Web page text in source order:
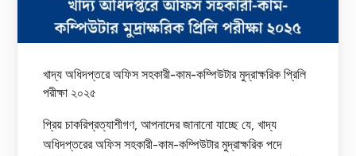
খাদ্য অধিদপ্তরে অফিস সহকারী-কাম-কম্পিউটার মুদ্রাক্ষরিক প্রিলি
পরীক্ষা ২০২৫
প্রিয় চাকরিপ্রত্যাশীগণ, আপনাদের জানানো যাচ্ছে যে, খাদ্য
অধিদপ্তরের অফিস সহকারী-কাম-কম্পিউটার মুদ্রাক্ষরিক পদে